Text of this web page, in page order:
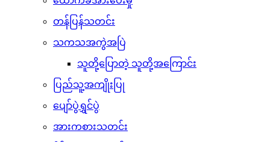
တန်ပြန်သတင်း
သကသအကွဲအပြဲ
သူတို့ပြောတဲ့ သူတို့အကြောင်း
ပြည်သူ့အကျိုးပြု
ပျော်ပွဲရွှင်ပွဲ
အားကစားသတင်း